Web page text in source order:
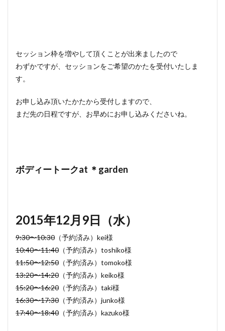
セッション枠を増やして頂くことが出来ましたので
わずかですが、セッションをご希望のかたを受付いたしま
す。
お申し込み頂いたかたから受付しますので、
まだ先の日程ですが、お早めにお申し込みくださいね。
ボディートークat ＊garden
2015年12月9日（水）
9:30〜10:30 （予約済み）kei様
10:40〜11:40 （予約済み）toshiko様
11:50〜12:50 （予約済み）tomoko様
13:20〜14:20 （予約済み）keiko様
15:20〜16:20 （予約済み）taki様
16:30〜17:30 （予約済み）junko様
17:40〜18:40 （予約済み）kazuko様